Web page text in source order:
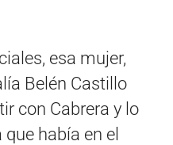
esa mujer,
Belén Castillo
con Cabrera y lo
había en el